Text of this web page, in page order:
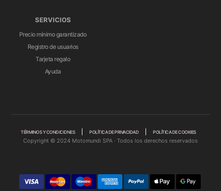
SERVICIOS
Precio mínimo garantizado
Registro de usuarios
Tarjeta regalo
Ayuda
TÉRMINOS Y CONDICIONES POLÍTICA DE PRIVACIDAD POLÍTICA DE COOKIES
Copyright © 2024 Motomundi SPA · Todos los derechos reservados